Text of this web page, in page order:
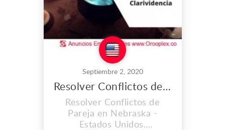
sienten de un día para otro,
una...
Septiembre 2, 2020
Resolver Conflictos de Pareja en Nebraska
Resolver Conflictos de
Pareja en Nebraska -
Estados Unidos.